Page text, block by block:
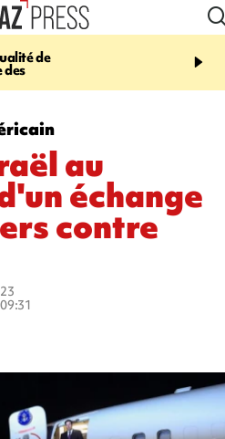
de
des
12:48
Cap Lahoussaye du 10
au
échange
contre